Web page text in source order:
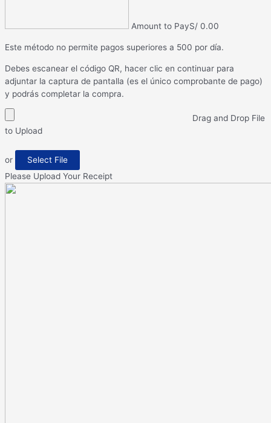
Amount to PayS/ 0.00
Este método no permite pagos superiores a 500 por día.
Debes escanear el código QR, hacer clic en continuar para
adjuntar la captura de pantalla (es el único comprobante de pago)
y podrás completar la compra.
Drag and Drop File
to Upload
or
Select File
Please Upload Your Receipt